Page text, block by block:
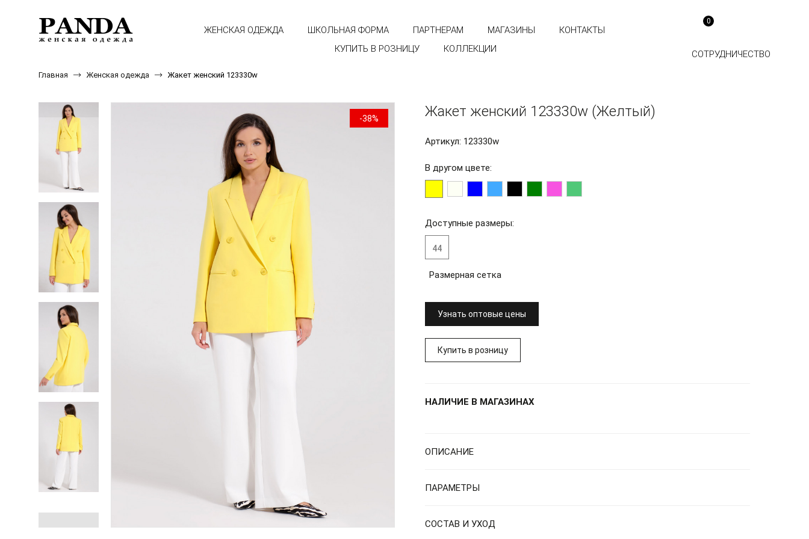
0
СОТРУДНИЧЕСТВО
ЖЕНСКАЯ ОДЕЖДА ШКОЛЬНАЯ ФОРМА ПАРТНЕРАМ МАГАЗИНЫ
КОНТАКТЫ
КУПИТЬ В РОЗНИЦУ
КОЛЛЕКЦИИ
Главная Женская одежда Жакет женский 123330w
-38% Жакет женский 123330w (Желтый)
Артикул: 123330w
В другом цвете:
Доступные размеры:
44
Размерная сетка
Узнать оптовые цены
Купить в розницу
НАЛИЧИЕ В МАГАЗИНАХ
ОПИСАНИЕ
ПАРАМЕТРЫ
СОСТАВ И УХОД